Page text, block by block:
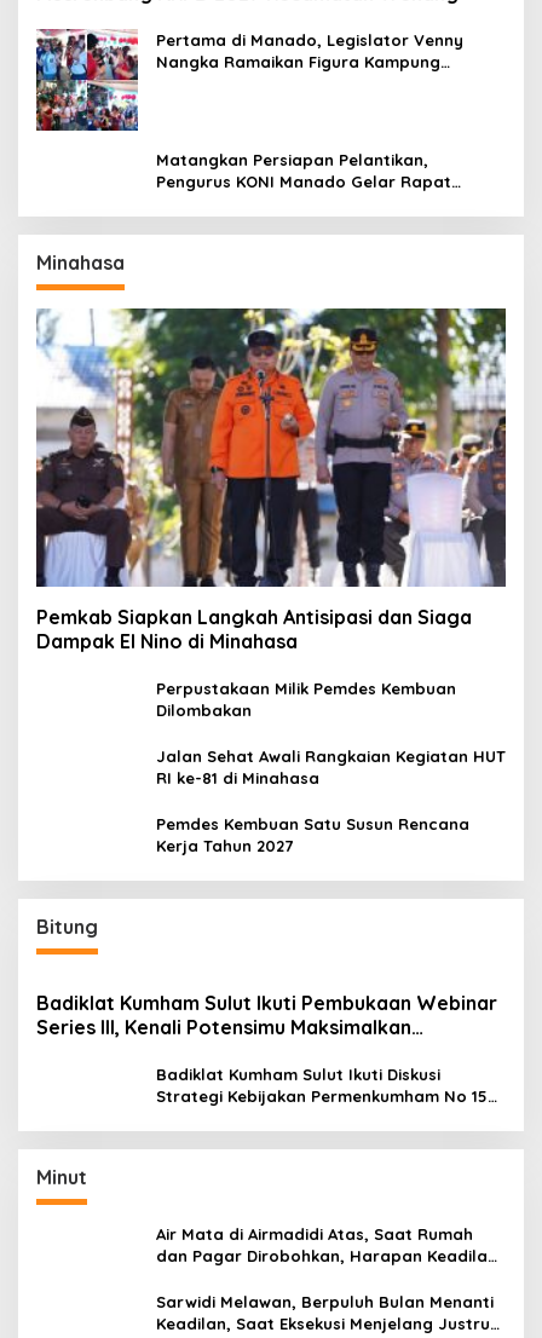
Pertama di Manado, Legislator Venny
Nangka Ramaikan Figura Kampung
Matangkan Persiapan Pelantikan,
Pengurus KONI Manado Gelar Rapat
Minahasa
Pemkab Siapkan Langkah Antisipasi dan Siaga
Dampak El Nino di Minahasa
Perpustakaan Milik Pemdes Kembuan
Dilombakan
Jalan Sehat Awali Rangkaian Kegiatan HUT
RI ke-81 di Minahasa
Pemdes Kembuan Satu Susun Rencana
Kerja Tahun 2027
Bitung
Badiklat Kumham Sulut Ikuti Pembukaan Webinar
Series III, Kenali Potensimu Maksimalkan
Badiklat Kumham Sulut Ikuti Diskusi
Strategi Kebijakan Permenkumham No 15
Minut
Air Mata di Airmadidi Atas, Saat Rumah
dan Pagar Dirobohkan, Harapan Keadilan
Sarwidi Melawan, Berpuluh Bulan Menanti
Keadilan, Saat Eksekusi Menjelang Justru